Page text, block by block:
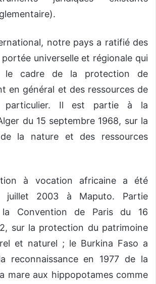
notre pays a ratifié des
universelle et régionale qui
le cadre de la protection de
en général et des ressources de
Il est partie à la
du 15 septembre 1968, sur la
la nature et des ressources
à vocation africaine a été
juillet 2003 à Maputo. Partie
la Convention de Paris du 16
sur la protection du patrimoine
et naturel ; le Burkina Faso a
reconnaissance en 1977 de la
mare aux hippopotames comme